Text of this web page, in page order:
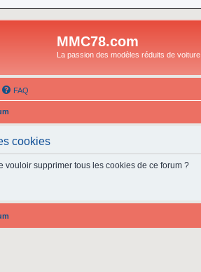
MMC78.com
La passion des modèles réduits de voiture
FAQ
cookies
vouloir supprimer tous les cookies de ce forum ?